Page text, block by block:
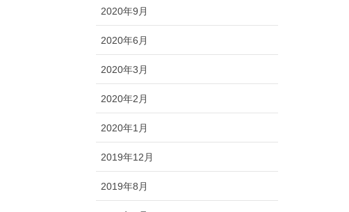
2020年9月
2020年6月
2020年3月
2020年2月
2020年1月
2019年12月
2019年8月